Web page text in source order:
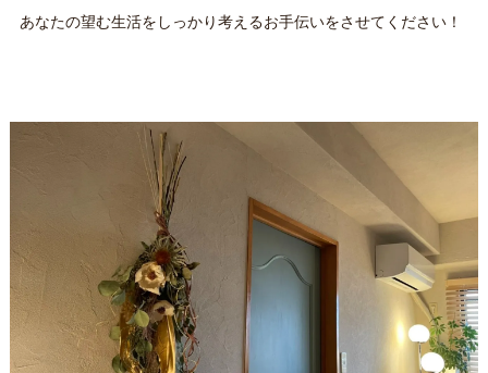
あなたの望む生活をしっかり考えるお手伝いをさせてください！